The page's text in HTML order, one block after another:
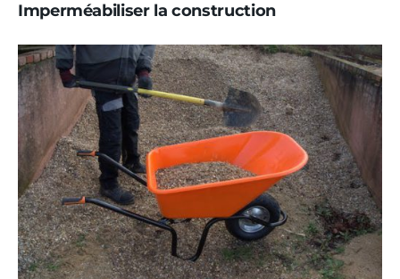
Imperméabiliser la construction